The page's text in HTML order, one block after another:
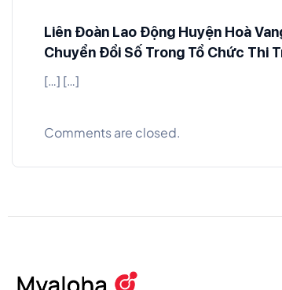
Liên Đoàn Lao Động Huyện Hoà
Chuyển Đổi Số Trong Tổ Chức Thi
[…] […]
Comments are closed.